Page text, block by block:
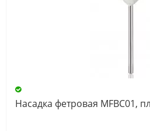
Насадка фетровая MFBC01,